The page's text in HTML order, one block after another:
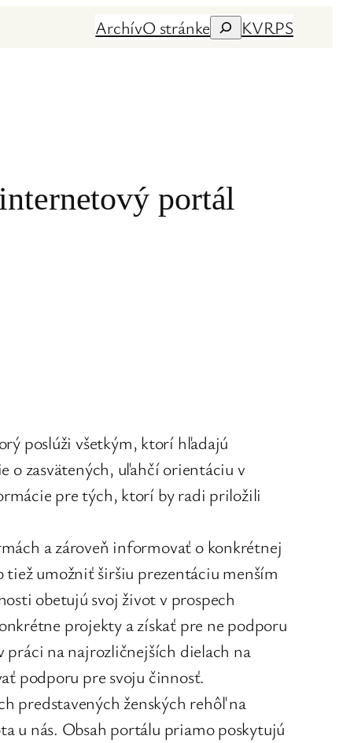
ArchívO stránke HľadaťKVRPS
portál
poslúži všetkým, ktorí hľadajú
o zasvätených, uľahčí orientáciu v
pre tých, ktorí by radi priložili
a zároveň informovať o konkrétnej
umožniť širšiu prezentáciu menším
obetujú svoj život v prospech
projekty a získať pre ne podporu
na najrozličnejších dielach na
podporu pre svoju činnosť.
predstavených ženských rehôľ na
u nás. Obsah portálu priamo poskytujú